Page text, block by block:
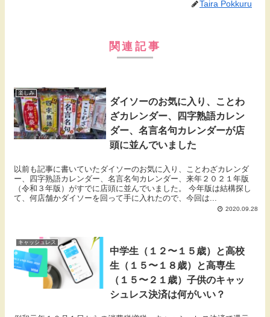
Taira Pokkuru
関連記事
楽しみ
ダイソーのお気に入り、ことわ
ざカレンダー、四字熟語カレン
ダー、名言名句カレンダーが店
頭に並んでいました
以前も記事に書いていたダイソーのお気に入り、ことわざカレンダ
ー、四字熟語カレンダー、名言名句カレンダー、来年２０２１年版
（令和３年版）がすでに店頭に並んでいました。 今年版は結構探し
て、何店舗かダイソーを回って手に入れたので、今回は...
2020.09.28
キャッシュレス
中学生（１２〜１５歳）と高校
生（１５〜１８歳）と高専生
（１５〜２１歳）子供のキャッ
シュレス決済は何がいい？